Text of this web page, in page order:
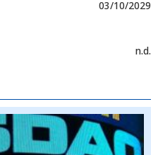
03/10/2029
n.d.